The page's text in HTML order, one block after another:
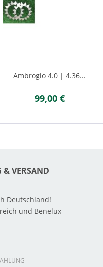
Ambrogio 4.0 | 4.36...
99,00 €
& VERSAND
Deutschland!
und Benelux